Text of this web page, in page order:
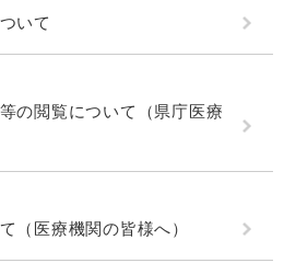
いて
の閲覧について（県庁医療
（医療機関の皆様へ）